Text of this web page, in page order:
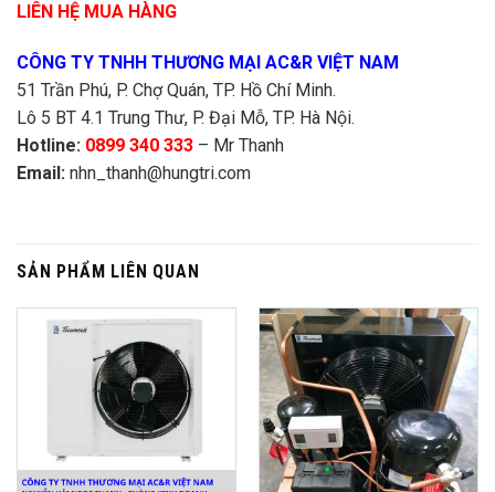
LIÊN HỆ MUA HÀNG
CÔNG TY TNHH THƯƠNG MẠI AC&R VIỆT NAM
51 Trần Phú, P. Chợ Quán, TP. Hồ Chí Minh.
Lô 5 BT 4.1 Trung Thư, P. Đại Mỗ, TP. Hà Nội.
Hotline: 0899 340 333 – Mr Thanh
Email: nhn_thanh@hungtri.com
SẢN PHẨM LIÊN QUAN